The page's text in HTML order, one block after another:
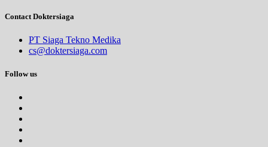
Contact Doktersiaga
PT Siaga Tekno Medika
cs@doktersiaga.com
Follow us